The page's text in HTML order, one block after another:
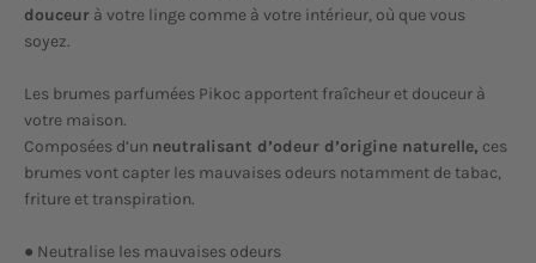
douceur à votre linge comme à votre intérieur, où que vous
soyez.
Les brumes parfumées Pikoc apportent fraîcheur et douceur à
votre maison.
Composées d’un neutralisant d’odeur d’origine naturelle, ces
brumes vont capter les mauvaises odeurs notamment de tabac,
friture et transpiration.
● Neutralise les mauvaises odeurs